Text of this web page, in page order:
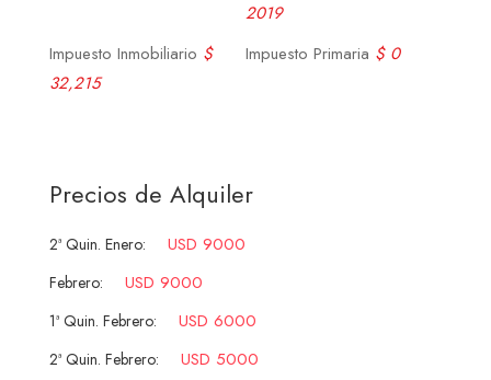
2019
Impuesto Inmobiliario $
32,215
Impuesto Primaria $ 0
Precios de Alquiler
2ª Quin. Enero: USD 9000
Febrero: USD 9000
1ª Quin. Febrero: USD 6000
2ª Quin. Febrero: USD 5000